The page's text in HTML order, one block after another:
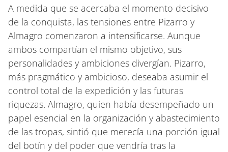
A medida que se acercaba el momento decisivo
de la conquista, las tensiones entre Pizarro y
Almagro comenzaron a intensificarse. Aunque
ambos compartían el mismo objetivo, sus
personalidades y ambiciones divergían. Pizarro,
más pragmático y ambicioso, deseaba asumir el
control total de la expedición y las futuras
riquezas. Almagro, quien había desempeñado un
papel esencial en la organización y abastecimiento
de las tropas, sintió que merecía una porción igual
del botín y del poder que vendría tras la